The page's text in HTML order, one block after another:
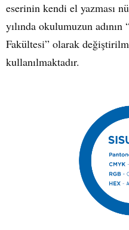
eserinin kendi el yazması
yılında okulumuzun
Fakültesi” olarak
kullanılmaktadır.